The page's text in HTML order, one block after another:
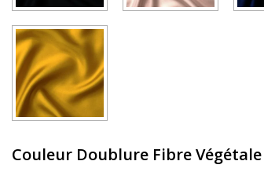
Couleur Doublure Fibre